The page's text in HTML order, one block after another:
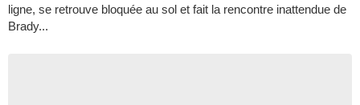
ligne, se retrouve bloquée au sol et fait la rencontre inattendue de
Brady...